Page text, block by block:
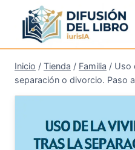
contenido
Inicio / Tienda / Familia / Uso
separación o divorcio. Paso